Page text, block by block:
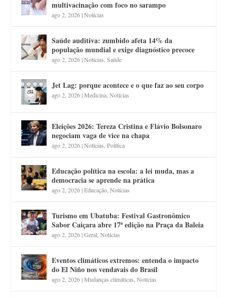
multivacinação com foco no sarampo
ago 2, 2026|Notícias
Saúde auditiva: zumbido afeta 14% da
população mundial e exige diagnóstico precoce
ago 2, 2026|Notícias ,Saúde
Jet Lag: porque acontece e o que faz ao seu corpo
ago 2, 2026|Medicina ,Notícias
Eleições 2026: Tereza Cristina e Flávio Bolsonaro
negociam vaga de vice na chapa
ago 2, 2026|Notícias ,Política
Educação política na escola: a lei muda, mas a
democracia se aprende na prática
ago 2, 2026|Educação ,Notícias
Turismo em Ubatuba: Festival Gastronômico
Sabor Caiçara abre 17ª edição na Praça da Baleia
ago 2, 2026|Geral ,Notícias
Eventos climáticos extremos: entenda o impacto
do El Niño nos vendavais do Brasil
ago 2, 2026|Mudanças climáticas ,Notícias